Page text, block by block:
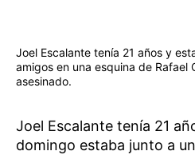
Joel Escalante tenía 21 años y
amigos en una esquina de Rafael
asesinado.
Joel Escalante tenía 21
domingo estaba junto a